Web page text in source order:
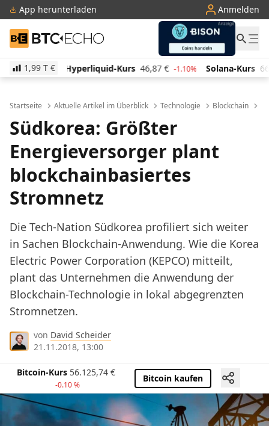
App herunterladen Anmelden
BTC-ECHO
1,99 T €
Kurs 46,87 € -1.10% Solana-Kurs 66,00 € 1.90% TRON-
Startseite Aktuelle Artikel im Überblick Technologie Blockchain
Südkorea: Größter
Energieversorger plant
blockchainbasiertes
Stromnetz
Die Tech-Nation Südkorea profiliert sich weiter
in Sachen Blockchain-Anwendung. Wie die Korea
Electric Power Corporation (KEPCO) mitteilt,
plant das Unternehmen die Anwendung der
Blockchain-Technologie in lokal abgegrenzten
Stromnetzen.
von David Scheider
21.11.2018, 13:00
Bitcoin-Kurs 56.125,74 €
-0.10 %
Bitcoin kaufen